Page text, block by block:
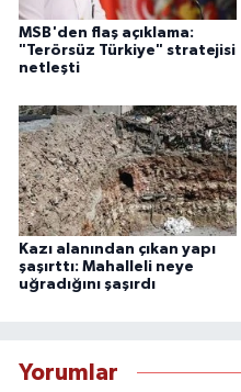
MSB'den flaş açıklama:
"Terörsüz Türkiye" stratejisi
netleşti
Kazı alanından çıkan yapı
şaşırttı: Mahalleli neye
uğradığını şaşırdı
Yorumlar